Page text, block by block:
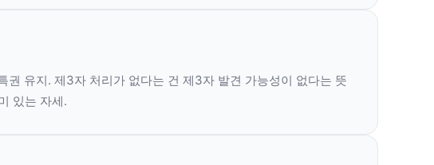
권 유지. 제3자 처리가 없다는 건 제3자 발견 가능성이 없다는 뜻
있는 자세.